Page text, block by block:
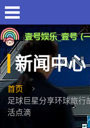
新闻中心
首页
足球巨星分享环球旅
活点滴